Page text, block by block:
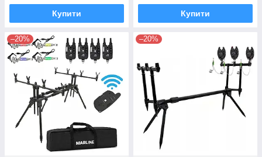
Купити Купити
–20% –20%